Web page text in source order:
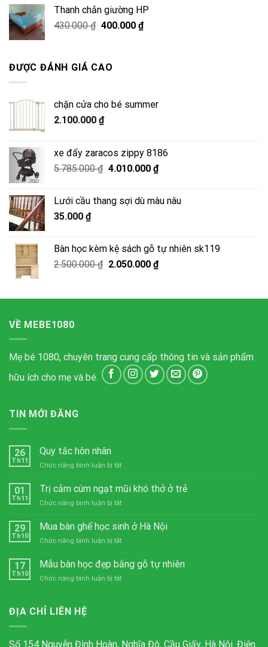
Thanh chắn giường HP
430.000₫ Giá
430.000 ₫.
400.000 ₫Giá
ĐƯỢC ĐÁNH GIÁ CAO
chặn cửa cho bé summer
2.100.000 ₫
xe đẩy zaracos zippy 8186
5.785.000₫ Giá
5.785.000 ₫.
4.010.000 ₫Giá
là:
Lưới cầu thang sợi dù màu nâu
35.000 ₫
Bàn học kèm kệ sách gỗ tự nhiên sk119
2.500.000₫ Giá
2.500.000 ₫.
2.050.000 ₫Giá
là:
VỀ MEBE1080
Mẹ bé 1080, chuyên trang cung cấp thông tin và sản phẩm
hữu ích cho mẹ và bé.
TIN MỚI ĐĂNG
26
Th11
Quy tắc hôn nhân
Chức năng bình luận bị tắtở
tắc
nhân
01
Th11
Trị cảm cúm ngạt mũi khó thở ở trẻ
Chức năng bình luận bị tắtở
cảm
cúm
ngạt
khó
29
Th10
Mua bàn ghế học sinh ở Hà Nội
Chức năng bình luận bị tắtở
bàn
ghế
học
17
Th10
Mẫu bàn học đẹp bằng gỗ tự nhiên
Chức năng bình luận bị tắtở
gỗ
ĐỊA CHỈ LIÊN HỆ
Số 154 Nguyễn Đình Hoàn, Nghĩa Đô, Cầu Giấy, Hà Nội. Điện